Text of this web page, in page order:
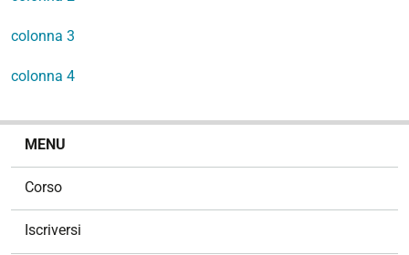
colonna 3
colonna 4
MENU
Corso
Iscriversi